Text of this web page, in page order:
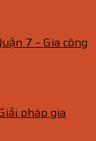
7 – Gia công
pháp gia